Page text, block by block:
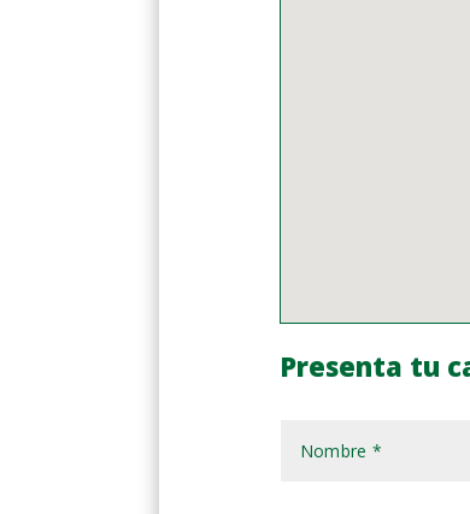
Presenta tu